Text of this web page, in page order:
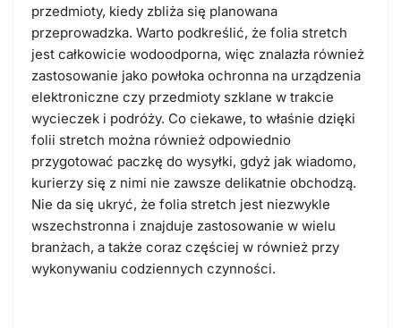
przedmioty, kiedy zbliża się planowana
przeprowadzka. Warto podkreślić, że folia stretch
jest całkowicie wodoodporna, więc znalazła również
zastosowanie jako powłoka ochronna na urządzenia
elektroniczne czy przedmioty szklane w trakcie
wycieczek i podróży. Co ciekawe, to właśnie dzięki
folii stretch można również odpowiednio
przygotować paczkę do wysyłki, gdyż jak wiadomo,
kurierzy się z nimi nie zawsze delikatnie obchodzą.
Nie da się ukryć, że folia stretch jest niezwykle
wszechstronna i znajduje zastosowanie w wielu
branżach, a także coraz częściej w również przy
wykonywaniu codziennych czynności.